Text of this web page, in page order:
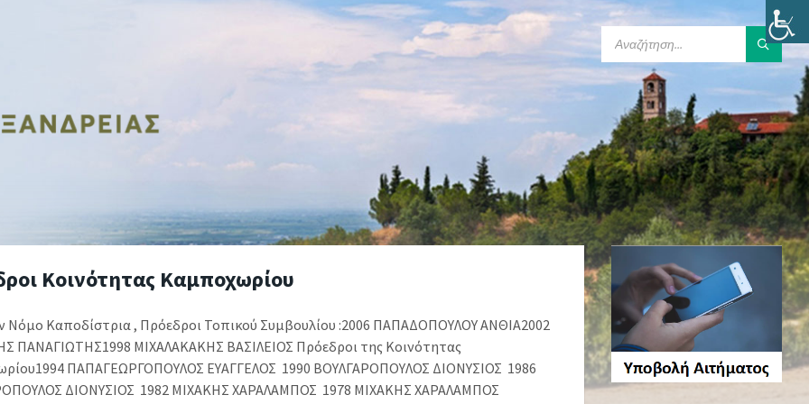
Κοινότητας Καμποχωρίου
Νόμο Καποδίστρια , Πρόεδροι Τοπικού Συμβουλίου :2006 ΠΑΠΑΔΟΠΟΥΛΟΥ ΑΝΘΙΑ2002
ΠΑΝΑΓΙΩΤΗΣ1998 ΜΙΧΑΛΑΚΑΚΗΣ ΒΑΣΙΛΕΙΟΣ Πρόεδροι της Κοινότητας
ΠΑΠΑΓΕΩΡΓΟΠΟΥΛΟΣ ΕΥΑΓΓΕΛΟΣ 1990 ΒΟΥΛΓΑΡΟΠΟΥΛΟΣ ΔΙΟΝΥΣΙΟΣ 1986
ΔΙΟΝΥΣΙΟΣ 1982 ΜΙΧΑΚΗΣ ΧΑΡΑΛΑΜΠΟΣ 1978 ΜΙΧΑΚΗΣ ΧΑΡΑΛΑΜΠΟΣ